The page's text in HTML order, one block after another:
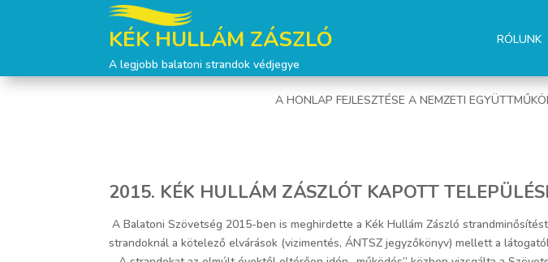
KÉK HULLÁM ZÁSZLÓ
A legjobb balatoni strandok védjegye
RÓLUNK
A HONLAP FEJLESZTÉSE A NEMZETI
2015. KÉK HULLÁM ZÁSZLÓT KAPOTT
A Balatoni Szövetség 2015-ben is meghirdette a Kék Hullám Zászló
strandoknál a kötelező elvárások (vizimentés, ÁNTSZ jegyzőkönyv) mellett a